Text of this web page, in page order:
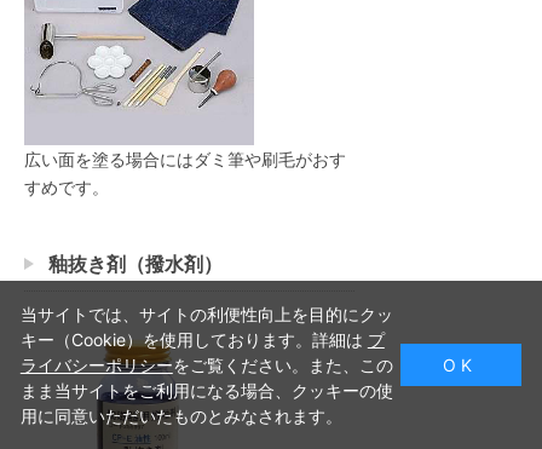
広い面を塗る場合にはダミ筆や刷毛がおす
すめです。
釉抜き剤（撥水剤）
当サイトでは、サイトの利便性向上を目的にクッ
キー（Cookie）を使用しております。詳細は プ
ライバシーポリシーをご覧ください。また、この
まま当サイトをご利用になる場合、クッキーの使
用に同意いただいたものとみなされます。
O K